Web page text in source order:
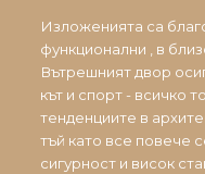
Изложенията са
функционални , в
Вътрешният двор
кът и спорт - всичко
тенденциите в
тъй като все повече
сигурност и висок